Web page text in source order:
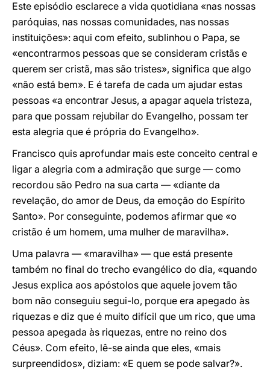
Este episódio esclarece a vida quotidiana «nas nossas
paróquias, nas nossas comunidades, nas nossas
instituições»: aqui com efeito, sublinhou o Papa, se
«encontrarmos pessoas que se consideram cristãs e
querem ser cristã, mas são tristes», significa que algo
«não está bem». E é tarefa de cada um ajudar estas
pessoas «a encontrar Jesus, a apagar aquela tristeza,
para que possam rejubilar do Evangelho, possam ter
esta alegria que é própria do Evangelho».
Francisco quis aprofundar mais este conceito central e
ligar a alegria com a admiração que surge — como
recordou são Pedro na sua carta — «diante da
revelação, do amor de Deus, da emoção do Espírito
Santo». Por conseguinte, podemos afirmar que «o
cristão é um homem, uma mulher de maravilha».
Uma palavra — «maravilha» — que está presente
também no final do trecho evangélico do dia, «quando
Jesus explica aos apóstolos que aquele jovem tão
bom não conseguiu segui-lo, porque era apegado às
riquezas e diz que é muito difícil que um rico, que uma
pessoa apegada às riquezas, entre no reino dos
Céus». Com efeito, lê-se ainda que eles, «mais
surpreendidos», diziam: «E quem se pode salvar?».